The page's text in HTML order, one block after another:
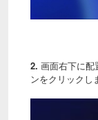
2. 画面右下に配
ンをクリックし